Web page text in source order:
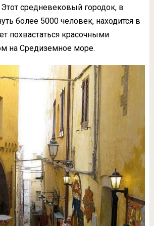
Этот средневековый городок, в
более 5000 человек, находится в
похвастаться красочными
на Средиземное море.